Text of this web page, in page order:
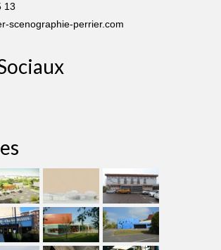
13
scenographie-perrier.com